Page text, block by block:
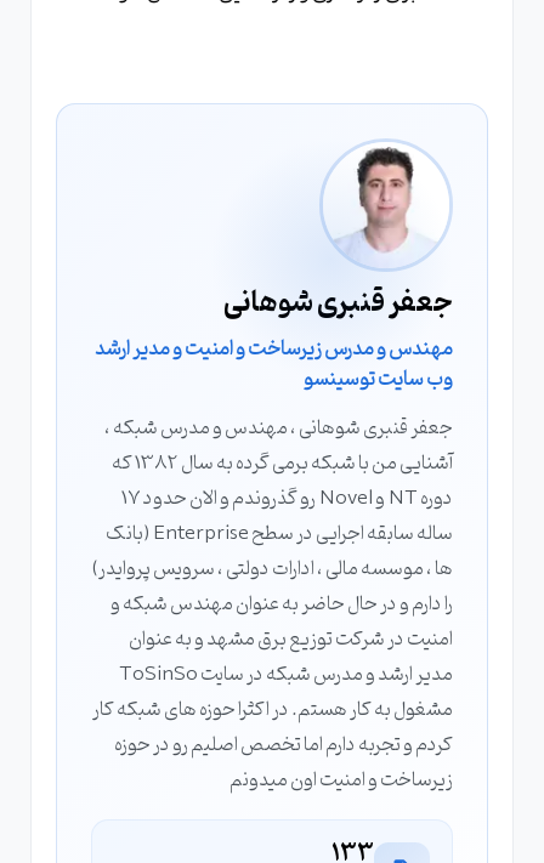
جعفر قنبری شوهانی
مهندس و مدرس زیرساخت و امنیت و مدیر ارشد
وب سایت توسینسو
جعفر قنبری شوهانی ، مهندس و مدرس شبکه ،
آشنایی من با شبکه برمی گرده به سال 1382 که
دوره NT و Novel رو گذروندم و الان حدود 17
ساله سابقه اجرایی در سطح Enterprise (بانک
ها ، موسسه مالی ، ادارات دولتی ، سرویس پروایدر)
را دارم و در حال حاضر به عنوان مهندس شبکه و
امنیت در شرکت توزیع برق مشهد و به عنوان
مدیر ارشد و مدرس شبکه در سایت ToSinSo
مشغول به کار هستم. در اکثرا حوزه های شبکه کار
کردم و تجربه دارم اما تخصص اصلیم رو در حوزه
زیرساخت و امنیت اون میدونم
133